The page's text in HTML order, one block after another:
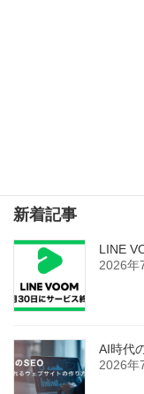
新着記事
LINE
2026年
AI時代
2026年